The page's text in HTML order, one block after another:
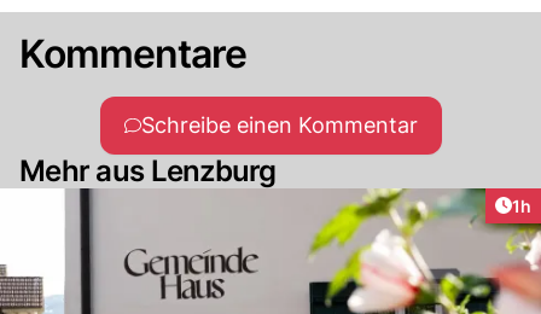
Kommentare
Schreibe einen Kommentar
Mehr aus Lenzburg
1h